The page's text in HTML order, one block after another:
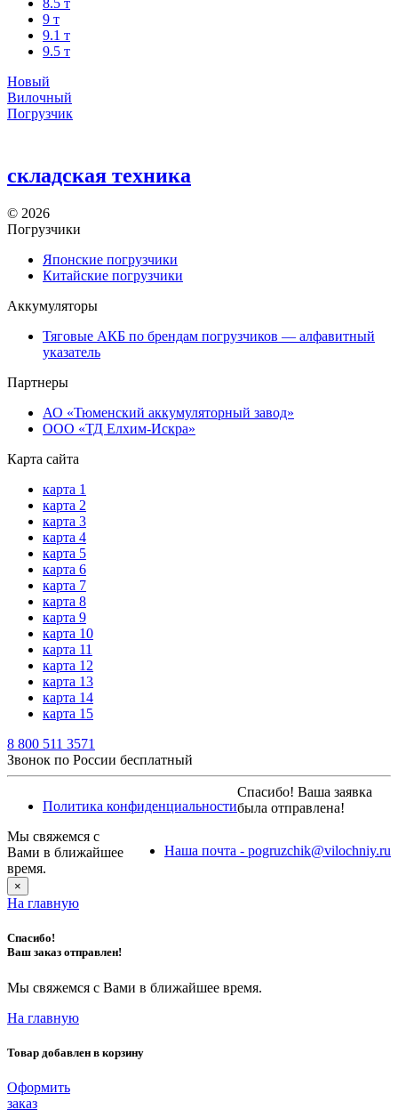
8.5 т
9 т
9.1 т
9.5 т
Новый
Вилочный
Погрузчик
складская техника
© 2026
Погрузчики
Японские погрузчики
Китайские погрузчики
Аккумуляторы
Тяговые АКБ по брендам погрузчиков — алфавитный
указатель
Партнеры
АО «Тюменский аккумуляторный завод»
ООО «ТД Елхим-Искра»
Карта сайта
карта 1
карта 2
карта 3
карта 4
карта 5
карта 6
карта 7
карта 8
карта 9
карта 10
карта 11
карта 12
карта 13
карта 14
карта 15
8 800 511 3571
Звонок по России бесплатный
Политика конфиденциальности
Наша почта - pogruzchik@vilochniy.ru
Спасибо! Ваша заявка
была отправлена!
Мы свяжемся с
Вами в ближайшее
время.
×
На главную
Спасибо!
Ваш заказ отправлен!
Мы свяжемся с Вами в ближайшее время.
На главную
Товар добавлен в корзину
Оформить
заказ